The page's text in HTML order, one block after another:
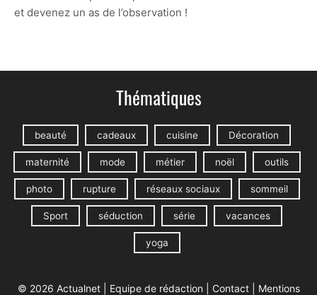
et devenez un as de l’observation !
Thématiques
beauté cadeaux cuisine Décoration
maternité mode métier noël outils
photo rupture réseaux sociaux sommeil
Sport séduction série vacances
yoga
© 2026 Actualnet | Equipe de rédaction Contact| Mentions